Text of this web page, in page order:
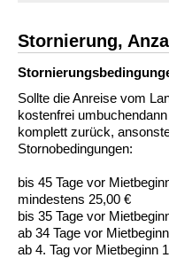
Stornierung,
Sollte die Anreise vom
kostenfrei
komplett zurück,
Stornobedingungen:
bis 45 Tage vor
mindestens 25,00 €
bis 35 Tage vor
ab 34 Tage vor
ab 4. Tag vor Mietbeginn